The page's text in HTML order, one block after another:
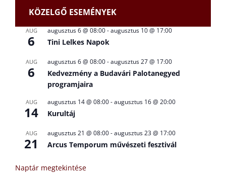
KÖZELGŐ ESEMÉNYEK
AUG
6
augusztus 6 @ 08:00-augusztus 10 @ 17:00
Tini Lelkes Napok
AUG
6
augusztus 6 @ 08:00-augusztus 27 @ 17:00
Kedvezmény a Budavári Palotanegyed
programjaira
AUG
14
augusztus 14 @ 08:00-augusztus 16 @ 20:00
Kurultáj
AUG
21
augusztus 21 @ 08:00-augusztus 23 @ 17:00
Arcus Temporum művészeti fesztivál
Naptár megtekintése